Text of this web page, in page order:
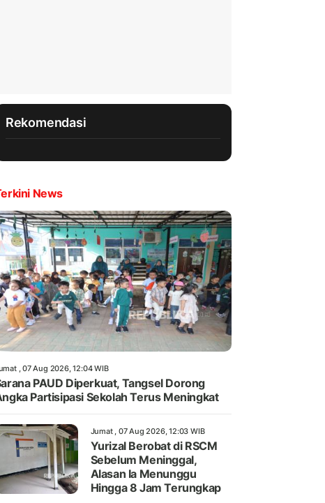
Rekomendasi
News
, 07 Aug 2026, 12:04 WIB
PAUD Diperkuat, Tangsel Dorong
Partisipasi Sekolah Terus Meningkat
Jumat , 07 Aug 2026, 12:03 WIB
Yurizal Berobat di RSCM
Sebelum Meninggal,
Alasan Ia Menunggu
Hingga 8 Jam Terungkap